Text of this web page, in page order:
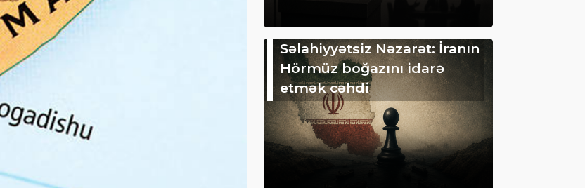
Səlahiyyətsiz Nəzarət: İranın
Hörmüz boğazını idarə
etmək cəhdi